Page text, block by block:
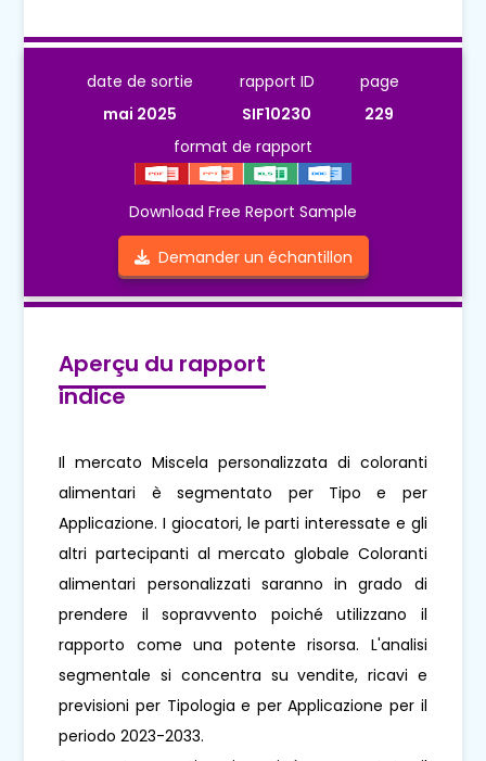
date de sortie
mai 2025
rapport ID
SIF10230
page
229
format de rapport
Download Free Report Sample
Demander un échantillon
Aperçu du rapport
indice
Il mercato Miscela personalizzata di coloranti
alimentari è segmentato per Tipo e per
Applicazione. I giocatori, le parti interessate e gli
altri partecipanti al mercato globale Coloranti
alimentari personalizzati saranno in grado di
prendere il sopravvento poiché utilizzano il
rapporto come una potente risorsa. L'analisi
segmentale si concentra su vendite, ricavi e
previsioni per Tipologia e per Applicazione per il
periodo 2023-2033.